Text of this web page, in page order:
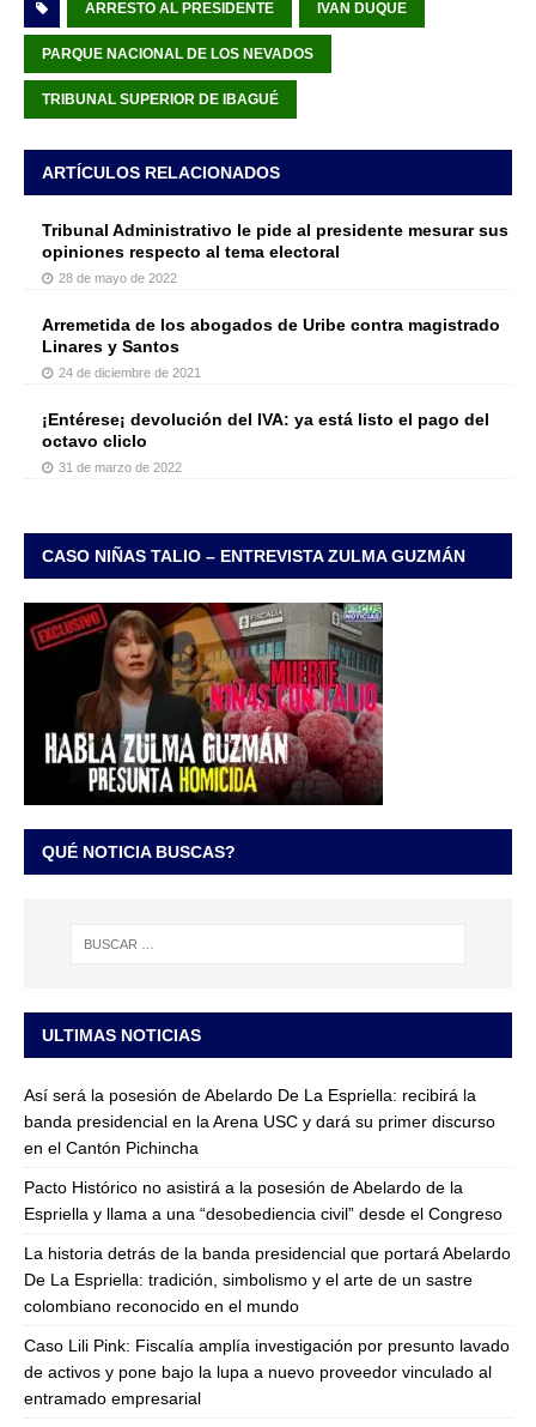
ARRESTO AL PRESIDENTE IVAN DUQUE
PARQUE NACIONAL DE LOS NEVADOS
TRIBUNAL SUPERIOR DE IBAGUÉ
ARTÍCULOS RELACIONADOS
Tribunal Administrativo le pide al presidente mesurar sus
opiniones respecto al tema electoral
28 de mayo de 2022
Arremetida de los abogados de Uribe contra magistrado
Linares y Santos
24 de diciembre de 2021
¡Entérese¡ devolución del IVA: ya está listo el pago del
octavo cliclo
31 de marzo de 2022
CASO NIÑAS TALIO – ENTREVISTA ZULMA GUZMÁN
QUÉ NOTICIA BUSCAS?
ULTIMAS NOTICIAS
Así será la posesión de Abelardo De La Espriella: recibirá la
banda presidencial en la Arena USC y dará su primer discurso
en el Cantón Pichincha
Pacto Histórico no asistirá a la posesión de Abelardo de la
Espriella y llama a una “desobediencia civil” desde el Congreso
La historia detrás de la banda presidencial que portará Abelardo
De La Espriella: tradición, simbolismo y el arte de un sastre
colombiano reconocido en el mundo
Caso Lili Pink: Fiscalía amplía investigación por presunto lavado
de activos y pone bajo la lupa a nuevo proveedor vinculado al
entramado empresarial